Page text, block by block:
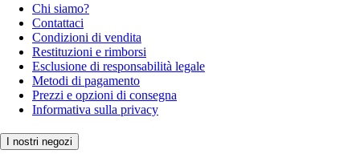
Chi siamo?
Contattaci
Condizioni di vendita
Restituzioni e rimborsi
Esclusione di responsabilità legale
Metodi di pagamento
Prezzi e opzioni di consegna
Informativa sulla privacy
I nostri negozi